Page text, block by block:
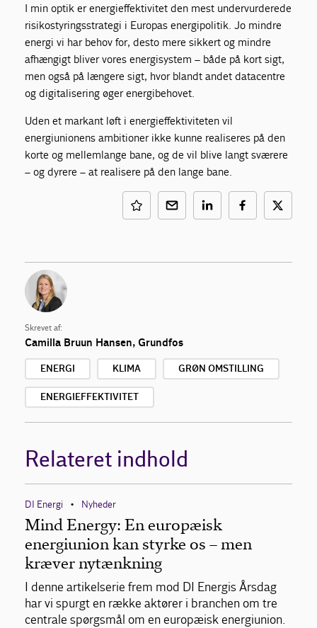
I min optik er energieffektivitet den mest undervurderede
risikostyringsstrategi i Europas energipolitik. Jo mindre
energi vi har behov for, desto mere sikkert og mindre
afhængigt bliver vores energisystem – både på kort sigt,
men også på længere sigt, hvor blandt andet datacentre
og digitalisering øger energibehovet.
Uden et markant løft i energieffektiviteten vil
energiunionens ambitioner ikke kunne realiseres på den
korte og mellemlange bane, og de vil blive langt sværere
– og dyrere – at realisere på den lange bane.
Skrevet af:
Camilla Bruun Hansen, Grundfos
ENERGI KLIMA GRØN OMSTILLING
ENERGIEFFEKTIVITET
Relateret indhold
DI Energi • Nyheder
Mind Energy: En europæisk
energiunion kan styrke os – men
kræver nytænkning
I denne artikelserie frem mod DI Energis Årsdag
har vi spurgt en række aktører i branchen om tre
centrale spørgsmål om en europæisk energiunion.